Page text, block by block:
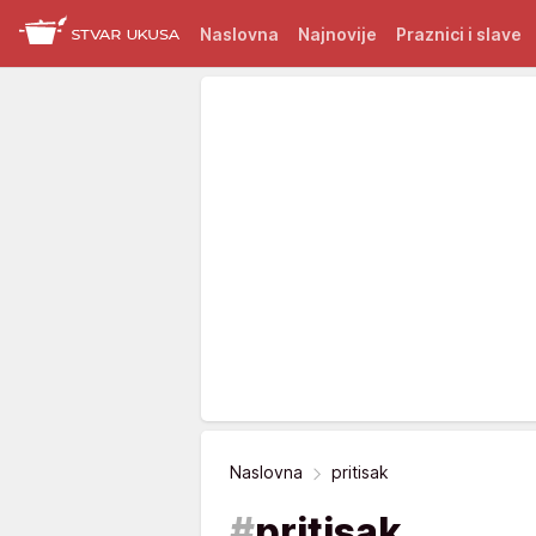
Naslovna Najnovije Praznici i slave
Naslovna pritisak